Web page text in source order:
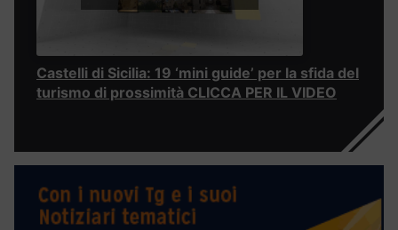
Castelli di Sicilia: 19 ‘mini guide’ per la sfida del
turismo di prossimità CLICCA PER IL VIDEO